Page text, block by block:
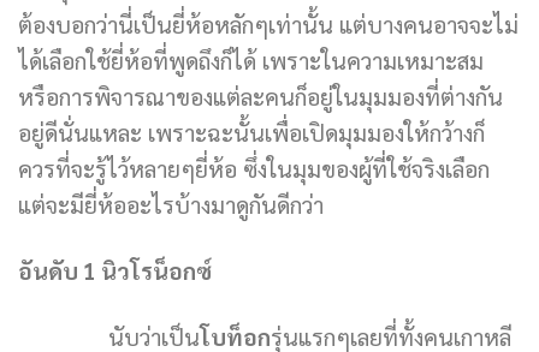
ต้องบอกว่านี่เป็นยี่ห้อหลักๆเท่านั้น แต่บางคนอาจจะไม่
ได้เลือกใช้ยี่ห้อที่พูดถึงก็ได้ เพราะในความเหมาะสม
หรือการพิจารณาของแต่ละคนก็อยู่ในมุมมองที่ต่างกัน
อยู่ดีนั่นแหละ เพราะฉะนั้นเพื่อเปิดมุมมองให้กว้างก็
ควรที่จะรู้ไว้หลายๆยี่ห้อ ซึ่งในมุมของผู้ที่ใช้จริงเลือก
แต่จะมียี่ห้ออะไรบ้างมาดูกันดีกว่า
อันดับ 1 นิวโรน็อกซ์
นับว่าเป็นโบท็อกรุ่นแรกๆเลยที่ทั้งคนเกาหลี